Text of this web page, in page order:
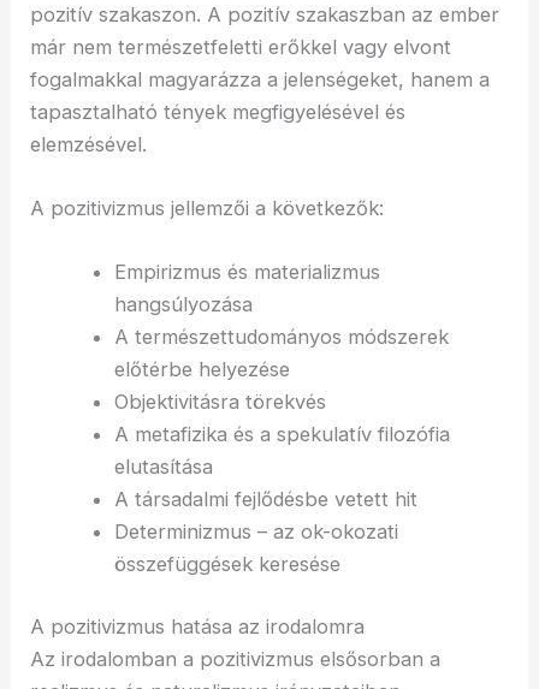
pozitív szakaszon. A pozitív szakaszban az ember
már nem természetfeletti erőkkel vagy elvont
fogalmakkal magyarázza a jelenségeket, hanem a
tapasztalható tények megfigyelésével és
elemzésével.
A pozitivizmus jellemzői a következők:
Empirizmus és materializmus
hangsúlyozása
A természettudományos módszerek
előtérbe helyezése
Objektivitásra törekvés
A metafizika és a spekulatív filozófia
elutasítása
A társadalmi fejlődésbe vetett hit
Determinizmus – az ok-okozati
összefüggések keresése
A pozitivizmus hatása az irodalomra
Az irodalomban a pozitivizmus elsősorban a